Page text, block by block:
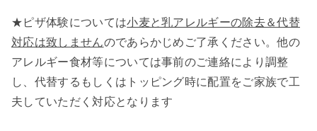
★ピザ体験については小麦と乳アレルギーの除去＆代替
対応は致しませんのであらかじめご了承ください。他の
アレルギー食材等については事前のご連絡により調整
し、代替するもしくはトッピング時に配置をご家族で工
夫していただく対応となります